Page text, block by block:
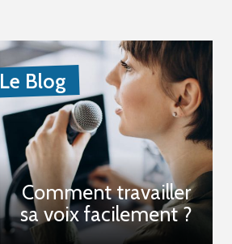
Le Blog
Comment travailler
sa voix facilement ?